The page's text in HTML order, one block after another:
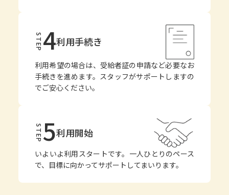
STEP4利用手続き
利用希望の場合は、受給者証の申請など必要なお
手続きを進めます。スタッフがサポートしますの
でご安心ください。
STEP5利用開始
いよいよ利用スタートです。一人ひとりのペース
で、目標に向かってサポートしてまいります。